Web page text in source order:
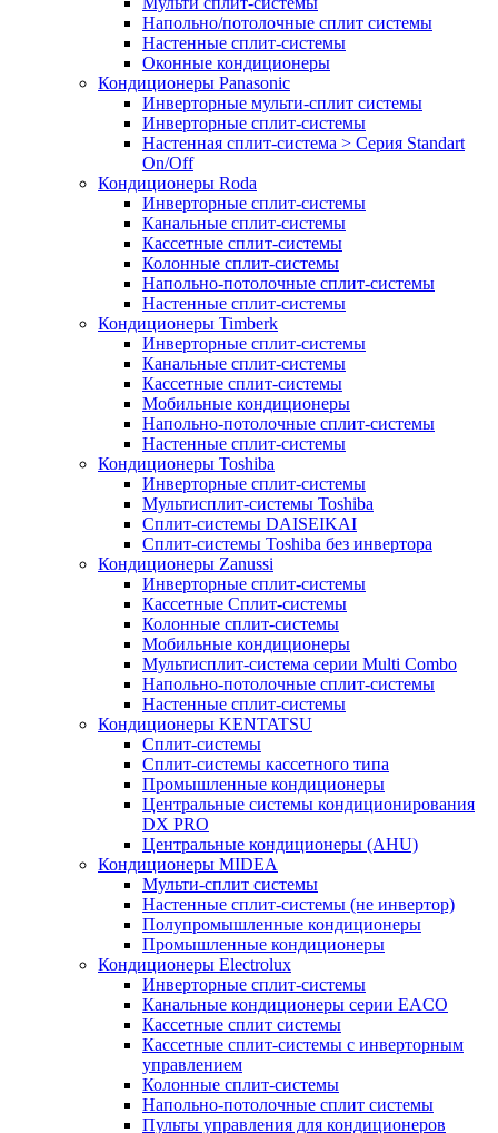
Напольно/потолочные сплит системы
Настенные сплит-системы
Оконные кондиционеры
Кондиционеры Panasonic
Инверторные мульти-сплит системы
Инверторные сплит-системы
Настенная сплит-система > Серия Standart
On/Off
Кондиционеры Roda
Инверторные сплит-системы
Канальные сплит-системы
Кассетные сплит-системы
Колонные сплит-системы
Напольно-потолочные сплит-системы
Настенные сплит-системы
Кондиционеры Timberk
Инверторные сплит-системы
Канальные сплит-системы
Кассетные сплит-системы
Мобильные кондиционеры
Напольно-потолочные сплит-системы
Настенные сплит-системы
Кондиционеры Toshiba
Инверторные сплит-системы
Мультисплит-системы Toshiba
Сплит-системы DAISEIKAI
Сплит-системы Toshiba без инвертора
Кондиционеры Zanussi
Инверторные сплит-системы
Кассетные Сплит-системы
Колонные сплит-системы
Мобильные кондиционеры
Мультисплит-система серии Multi Combo
Напольно-потолочные сплит-системы
Настенные сплит-системы
Кондиционеры KENTATSU
Сплит-системы
Сплит-системы кассетного типа
Промышленные кондиционеры
Центральные системы кондиционирования
DX PRO
Центральные кондиционеры (AHU)
Кондиционеры MIDEA
Мульти-сплит системы
Настенные сплит-системы (не инвертор)
Полупромышленные кондиционеры
Промышленные кондиционеры
Кондиционеры Electrolux
Инверторные сплит-системы
Канальные кондиционеры серии EACO
Кассетные сплит системы
Кассетные сплит-системы с инверторным
управлением
Колонные сплит-системы
Напольно-потолочные сплит системы
Пульты управления для кондиционеров